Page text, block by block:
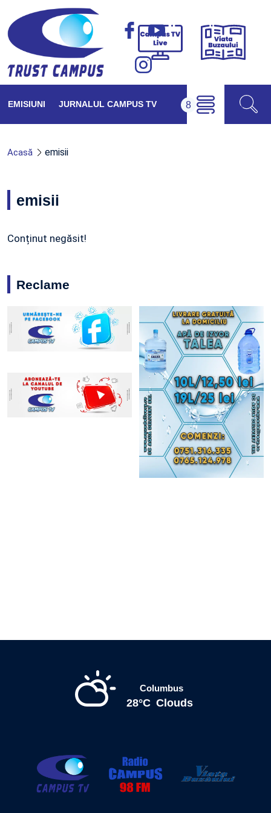
Campus
Viața
EMISIUNI JURNALUL CAMPUS TV
Acasă emisii
emisii
Conținut negăsit!
Reclame
Columbus
28°C Clouds